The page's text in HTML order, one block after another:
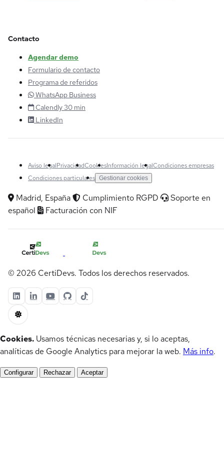
Contacto
Agendar demo
Formulario de contacto
Programa de referidos
WhatsApp Business
Calendly 30 min
LinkedIn
Aviso legalPrivacidadCookiesInformación legalCondiciones empresas
Condiciones particulares Gestionar cookies
Madrid, España Cumplimiento RGPD
Soporte en
español
Facturación con NIF
© 2026 CertiDevs. Todos los derechos reservados.
Cookies. Usamos técnicas necesarias y, si lo aceptas,
analíticas de Google Analytics para mejorar la web. Más info.
Configurar Rechazar Aceptar